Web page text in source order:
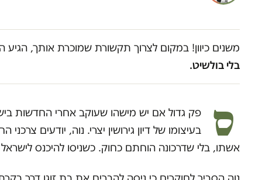
משנים כיוון! במקום לצרוך תקשורת שמוכרת אותך, הגיע
בלי בולשיט.
ס
פק גדול אם יש מישהו שעוקב אחרי החדשות
בעיצומו של דיון גירושין יצרי. נוה, יודעים
אשתו, בלי שדרכונה הוחתם כחוק. כשניסו להיכנס